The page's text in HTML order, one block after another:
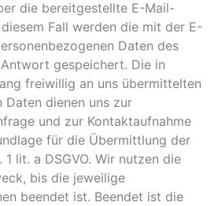
die bereitgestellte E-Mail-
Fall werden die mit der E-
Daten des
gespeichert. Die in
freiwillig an uns übermittelten
Daten dienen uns zur
und zur Kontaktaufnahme
für die Übermittlung der
lit. a DSGVO. Wir nutzen die
bis die jeweilige
beendet ist. Beendet ist die